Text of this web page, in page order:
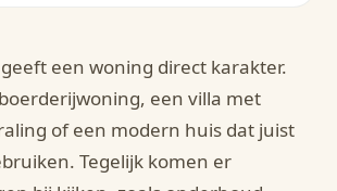
een woning direct karakter.
een villa met
of een modern huis dat juist
Tegelijk komen er